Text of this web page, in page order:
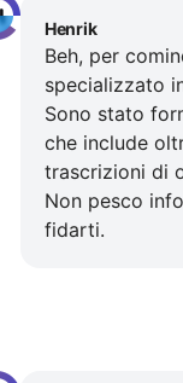
Henrik
Beh, per
specializzato
Sono stato
che include
trascrizioni di
Non pesco
fidarti.